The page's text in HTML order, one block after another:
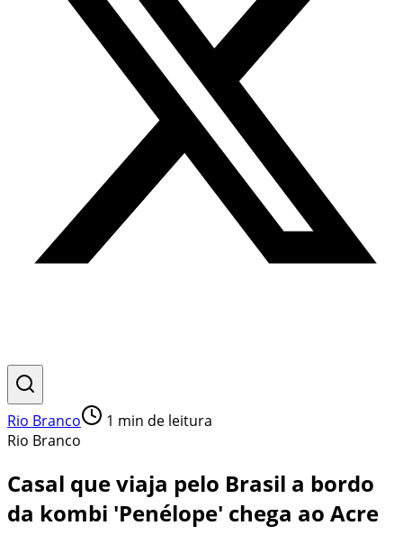
Rio Branco 1 min de leitura
Rio Branco
Casal que viaja pelo Brasil a bordo
da kombi 'Penélope' chega ao Acre